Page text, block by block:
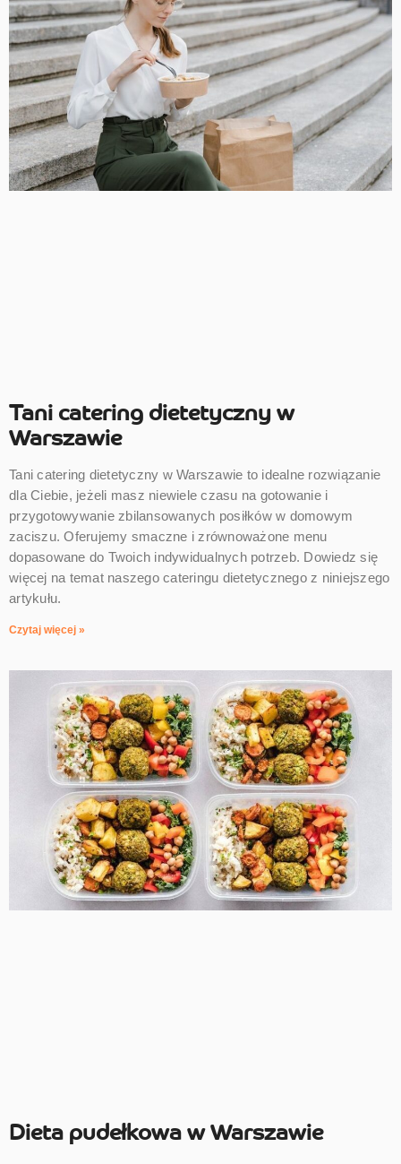
Tani catering dietetyczny w
Warszawie
Tani catering dietetyczny w Warszawie to idealne rozwiązanie
dla Ciebie, jeżeli masz niewiele czasu na gotowanie i
przygotowywanie zbilansowanych posiłków w domowym
zaciszu. Oferujemy smaczne i zrównoważone menu
dopasowane do Twoich indywidualnych potrzeb. Dowiedz się
więcej na temat naszego cateringu dietetycznego z niniejszego
artykułu.
Czytaj więcej »
Dieta pudełkowa w Warszawie